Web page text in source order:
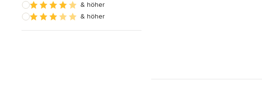
& höher
& höher